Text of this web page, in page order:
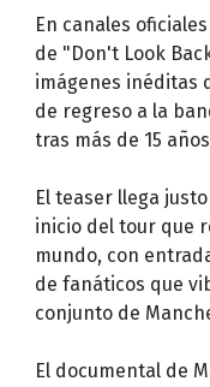
En canales
de "Don't Look
imágenes inéditas
de regreso a la
tras más de 15
El teaser llega
inicio del tour que
mundo, con
de fanáticos que
conjunto de
El documental de